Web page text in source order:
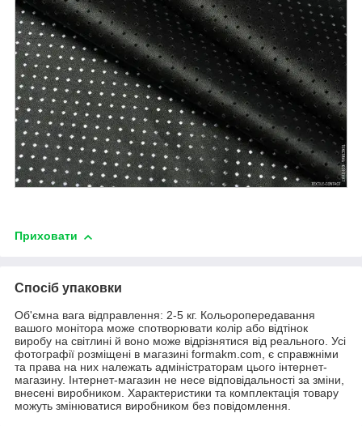
Приховати
Спосіб упаковки
Об'ємна вага відправлення: 2-5 кг. Кольоропередавання
вашого монітора може спотворювати колір або відтінок
виробу на світлині й воно може відрізнятися від реального. Усі
фотографії розміщені в магазині formakm.com, є справжніми
та права на них належать адміністраторам цього інтернет-
магазину. Інтернет-магазин не несе відповідальності за зміни,
внесені виробником. Характеристики та комплектація товару
можуть змінюватися виробником без повідомлення.